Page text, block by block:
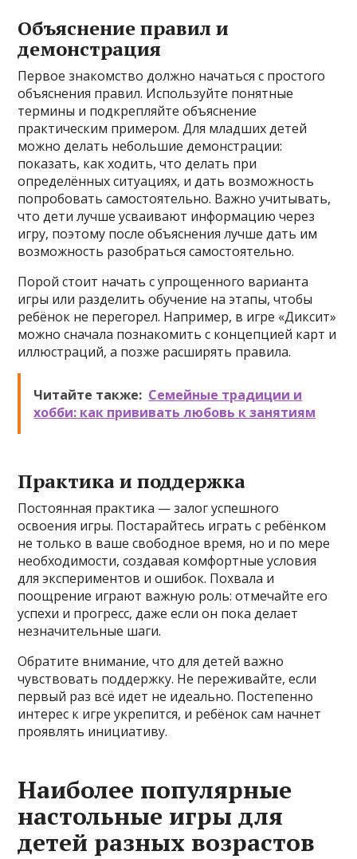
Объяснение правил и
демонстрация
Первое знакомство должно начаться с простого
объяснения правил. Используйте понятные
термины и подкрепляйте объяснение
практическим примером. Для младших детей
можно делать небольшие демонстрации:
показать, как ходить, что делать при
определённых ситуациях, и дать возможность
попробовать самостоятельно. Важно учитывать,
что дети лучше усваивают информацию через
игру, поэтому после объяснения лучше дать им
возможность разобраться самостоятельно.
Порой стоит начать с упрощенного варианта
игры или разделить обучение на этапы, чтобы
ребёнок не перегорел. Например, в игре «Диксит»
можно сначала познакомить с концепцией карт и
иллюстраций, а позже расширять правила.
Читайте также: Семейные традиции и
хобби: как прививать любовь к занятиям
Практика и поддержка
Постоянная практика — залог успешного
освоения игры. Постарайтесь играть с ребёнком
не только в ваше свободное время, но и по мере
необходимости, создавая комфортные условия
для экспериментов и ошибок. Похвала и
поощрение играют важную роль: отмечайте его
успехи и прогресс, даже если он пока делает
незначительные шаги.
Обратите внимание, что для детей важно
чувствовать поддержку. Не переживайте, если
первый раз всё идет не идеально. Постепенно
интерес к игре укрепится, и ребёнок сам начнет
проявлять инициативу.
Наиболее популярные
настольные игры для
детей разных возрастов